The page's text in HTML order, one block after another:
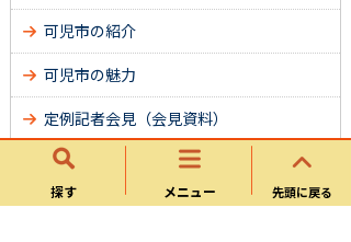
探す メニュー 先頭に戻る
可児市の紹介
可児市の魅力
定例記者会見（会見資料）
市長と語る会
広聴活動